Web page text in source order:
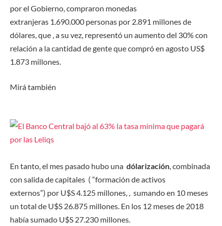
por el Gobierno, compraron monedas
extranjeras 1.690.000 personas por 2.891 millones de
dólares, que , a su vez, representó un aumento del 30% con
relación a la cantidad de gente que compró en agosto US$
1.873 millones.
Mirá también
En tanto, el mes pasado hubo una dólarización , combinada
con salida de capitales ( “formación de activos
externos”) por U$S 4.125 millones, , sumando en 10 meses
un total de U$S 26.875 millones. En los 12 meses de 2018
había sumado U$S 27.230 millones.